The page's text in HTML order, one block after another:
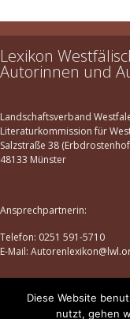
Lexikon
Autorinnen und
Landschaftsverband
Literaturkommission für
Salzstraße 38
48133 Münster
Ansprechpartnerin:
Telefon: 0251 591-5710
E-Mail:
Datenschutz |Impressum
Diese Website
nutzt, gehen